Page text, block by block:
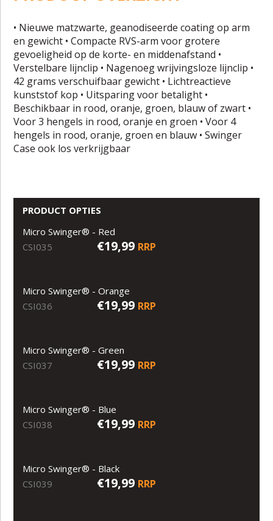
• Nieuwe matzwarte, geanodiseerde coating op arm
en gewicht • Compacte RVS-arm voor grotere
gevoeligheid op de korte- en middenafstand •
Verstelbare lijnclip • Nagenoeg wrijvingsloze lijnclip •
42 grams verschuifbaar gewicht • Lichtreactieve
kunststof kop • Uitsparing voor betalight •
Beschikbaar in rood, oranje, groen, blauw of zwart •
Voor 3 hengels in rood, oranje en groen • Voor 4
hengels in rood, oranje, groen en blauw • Swinger
Case ook los verkrijgbaar
PRODUCT OPTIES
Micro Swinger® - Red
CSI035
€19,99 RRP
Micro Swinger® - Orange
CSI036
€19,99 RRP
Micro Swinger® - Green
CSI037
€19,99 RRP
Micro Swinger® - Blue
CSI038
€19,99 RRP
Micro Swinger® - Black
CSI039
€19,99 RRP